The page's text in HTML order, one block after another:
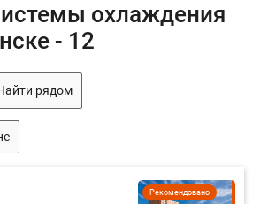
охлаждения
- 12
рядом
Рекомендовано